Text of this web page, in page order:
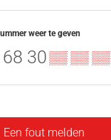
weer te geven
30▒▒ ▒▒ ▒▒
Een fout melden